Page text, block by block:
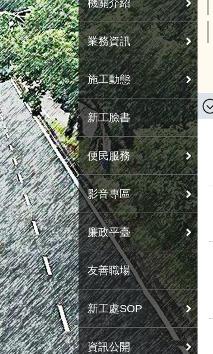
機關介紹
業務資訊
施工動態
新工臉書
便民服務
影音專區
廉政平臺
友善職場
新工處SOP
資訊公開